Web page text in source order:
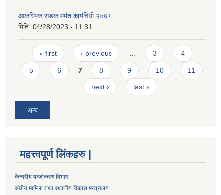
आकस्मिक सडक मर्मत कार्यविधी २०७९
मिति: 04/28/2023 - 11:31
Pages
« first ‹ previous … 3 4
5 6 7 8 9 10 11
… next › last »
अन्य
महत्त्वपूर्ण लिंकहरु |
केन्द्रीय पञ्जीकरण विभाग
संघीय मामिला तथा स्थानीय विकास मन्त्रालय